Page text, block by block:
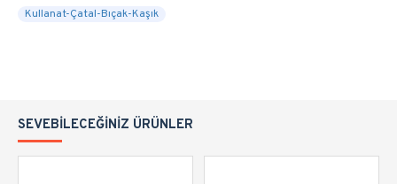
Kullanat-Çatal-Bıçak-Kaşık
SEVEBILECEĞINIZ ÜRÜNLER